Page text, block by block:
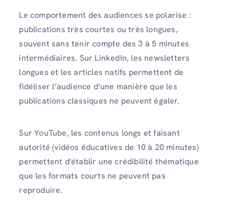
Le comportement des audiences se polarise :
publications très courtes ou très longues,
souvent sans tenir compte des 3 à 5 minutes
intermédiaires. Sur LinkedIn, les newsletters
longues et les articles natifs permettent de
fidéliser l’audience d’une manière que les
publications classiques ne peuvent égaler.
Sur YouTube, les contenus longs et faisant
autorité (vidéos éducatives de 10 à 20 minutes)
permettent d'établir une crédibilité thématique
que les formats courts ne peuvent pas
reproduire.